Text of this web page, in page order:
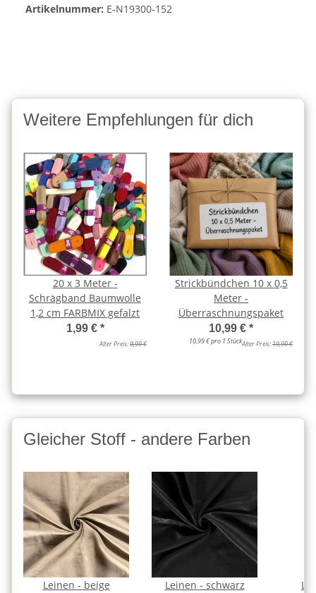
Artikelnummer: E-N19300-152
Weitere Empfehlungen für dich
20 x 3 Meter -
Schrägband Baumwolle
1,2 cm FARBMIX gefalzt
1,99 € *
Alter Preis:9,99 €
Strickbündchen 10 x 0,5
Meter -
Überraschnungspaket
10,99 € *
10,99 € pro 1 StückAlter Preis:19,99 €
Gleicher Stoff - andere Farben
Leinen - beige Leinen - schwarz